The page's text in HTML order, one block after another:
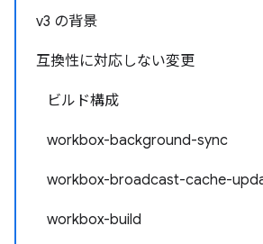
v3 の背景
互換性に対応しない変更
ビルド構成
workbox-background-sync
workbox-broadcast-cache-
workbox-build